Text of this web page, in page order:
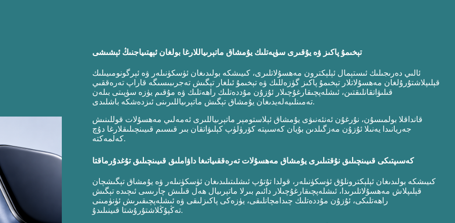
تېخىمۇ پاكىز ۋە يۇقىرى سۈپەتلىك يۇمشاق ماتېرىياللارغا بولغان ئېھتىياجنىڭ ئېشىشى
ئالىي دەرىجىلىك ئىستېمال ئېلېكترون مەھسۇلاتلىرى، كىيىشكە بولىدىغان ئۈسكۈنىلەر ۋە ئېرگونومىيىلىك
قېلىپلاشتۇرۇلغان مەھسۇلاتلار تېخىمۇ پاكىز گۈزەللىك ۋە تېخىمۇ ئىلغار تېگىش تەجرىبىسىگە قاراپ تەرەققىي
قىلىۋاتقانلىقتىن، ئىشلەپچىقارغۇچىلار ئۇزۇن مۇددەتلىك راھەتلىك ۋە مۇقىم يۈزە سۈپىتى بىلەن
تەمىنلىيەلەيدىغان يۇمشاق تېگىش ماتېرىياللىرىنى ئىزدەشكە باشلىدى.
قانداقلا بولمىسۇن، نۇرغۇن ئەنئەنىۋى يۇمشاق ئېلاستومېر ماتېرىياللىرى ئەمەلىي مەھسۇلات قوللىنىش
جەريانىدا يەنىلا ئۇزۇن مەزگىلدىن بۇيان كەسىپتە كۆرۈلۈپ كېلىۋاتقان بىر قىسىم قىيىنچىلىقلارغا دۇچ
كەلمەكتە.
كەسىپتىكى قىيىنچىلىق نۇقتىلىرى يۇمشاق مەھسۇلات تەرەققىياتىغا داۋاملىق قىيىنچىلىق تۇغدۇرماقتا
كىيىشكە بولىدىغان ئېلېكترونلۇق ئۈسكۈنىلەر، قولدا تۇتۇپ ئىشلىتىلىدىغان ئۈسكۈنىلەر ۋە يۇمشاق تېگىشچان
قېلىپلاش مەھسۇلاتلىرىدا، ئىشلەپچىقارغۇچىلار دائىم بىرلا ماتېرىيال ھەل قىلىش چارىسى ئىچىدە تېگىش
راھەتلىكى، ئۇزۇن مۇددەتلىك چىدامچانلىقى، يۈزەكى پاكىزلىقى ۋە ئىشلەپچىقىرىش ئۈنۈمىنى
تەڭپۇڭلاشتۇرۇشتا قىينىلىدۇ.